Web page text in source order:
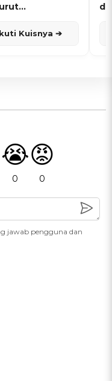
Kuisnya ➔
😭
0
😡
0
jawab pengguna dan